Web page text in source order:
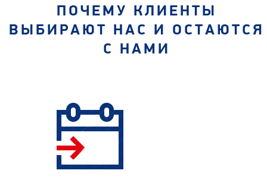
ПОЧЕМУ КЛИЕНТЫ
ВЫБИРАЮТ НАС И ОСТАЮТСЯ
С НАМИ